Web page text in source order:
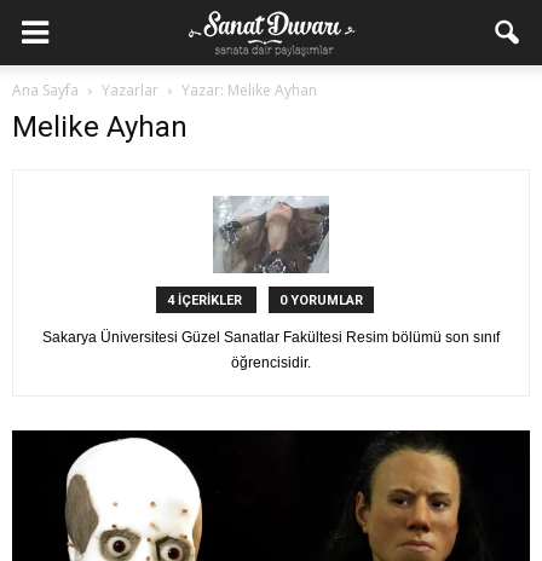
Ana Sayfa Yazarlar Yazar: Melike Ayhan
Melike Ayhan
4 İÇERİKLER 0 YORUMLAR
Sakarya Üniversitesi Güzel Sanatlar Fakültesi Resim bölümü son sınıf
öğrencisidir.